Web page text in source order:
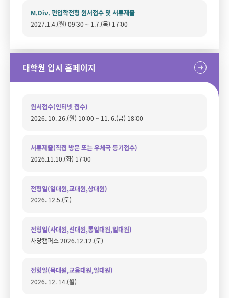
M.Div. 편입학전형 원서접수 및 서류제출
2027.1.4.(월) 09:30 ~ 1.7.(목) 17:00
대학원 입시 홈페이지
원서접수(인터넷 접수)
2026. 10. 26.(월) 10:00 ~ 11. 6.(금) 18:00
서류제출(직접 방문 또는 우체국 등기접수)
2026.11.10.(화) 17:00
전형일(일대원,교대원,상대원)
2026. 12.5.(토)
전형일(사대원,선대원,통일대원,일대원)
사당캠퍼스 2026.12.12.(토)
전형일(목대원,교음대원,일대원)
2026. 12. 14.(월)